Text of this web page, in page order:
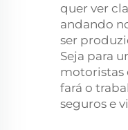
quer ver
andando
ser
Seja para
motoristas
fará o
seguros e